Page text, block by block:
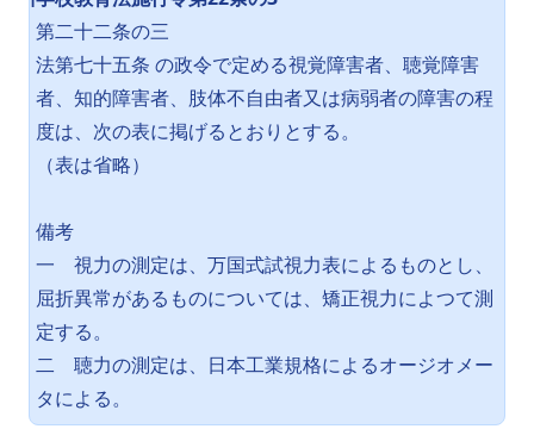
第二十二条の三
法第七十五条 の政令で定める視覚障害者、聴覚障害
者、知的障害者、肢体不自由者又は病弱者の障害の程
度は、次の表に掲げるとおりとする。
（表は省略）
備考
一 視力の測定は、万国式試視力表によるものとし、
屈折異常があるものについては、矯正視力によつて測
定する。
二 聴力の測定は、日本工業規格によるオージオメー
タによる。